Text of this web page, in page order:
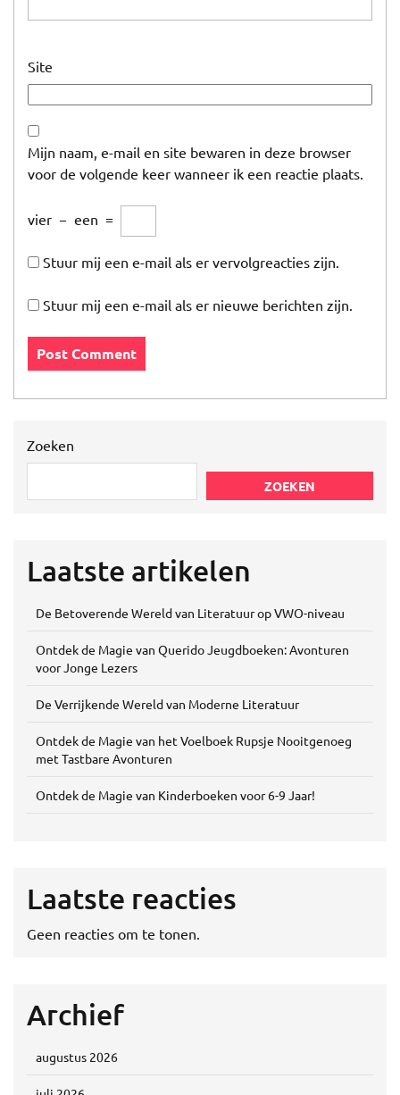
Site
Mijn naam, e-mail en site bewaren in deze browser
voor de volgende keer wanneer ik een reactie plaats.
vier − een =
Stuur mij een e-mail als er vervolgreacties zijn.
Stuur mij een e-mail als er nieuwe berichten zijn.
Zoeken
ZOEKEN
Laatste artikelen
De Betoverende Wereld van Literatuur op VWO-niveau
Ontdek de Magie van Querido Jeugdboeken: Avonturen
voor Jonge Lezers
De Verrijkende Wereld van Moderne Literatuur
Ontdek de Magie van het Voelboek Rupsje Nooitgenoeg
met Tastbare Avonturen
Ontdek de Magie van Kinderboeken voor 6-9 Jaar!
Laatste reacties
Geen reacties om te tonen.
Archief
augustus 2026